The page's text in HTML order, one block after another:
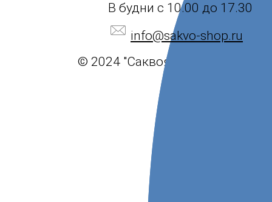
В будни с 10.00 до 17.30
info@sakvo-shop.ru
© 2024 "Саквояж".